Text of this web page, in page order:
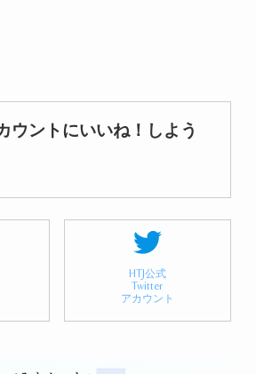
ウントにいいね！しよう
HTJ公式
Twitter
アカウント